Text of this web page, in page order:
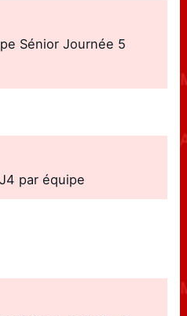
Sénior Journée 5
par équipe